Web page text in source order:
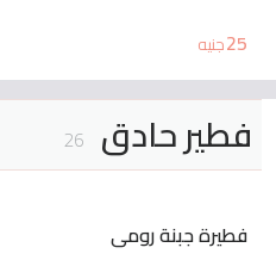
25جنيه
فطير حادق 26
فطيرة جبنة رومى